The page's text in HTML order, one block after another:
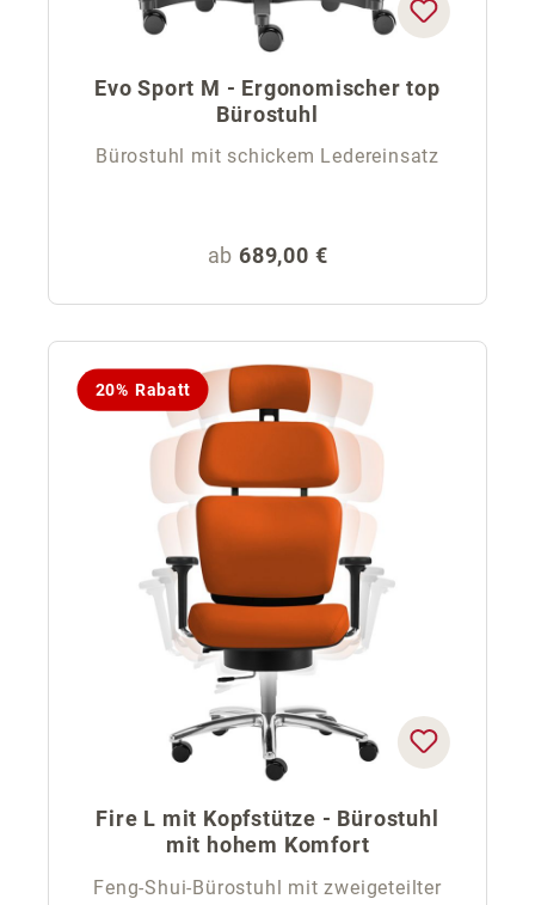
Evo Sport M - Ergonomischer top
Bürostuhl
Bürostuhl mit schickem Ledereinsatz
Regulärer Preis:
ab 689,00 €
20% Rabatt
Fire L mit Kopfstütze - Bürostuhl
mit hohem Komfort
Feng-Shui-Bürostuhl mit zweigeteilter